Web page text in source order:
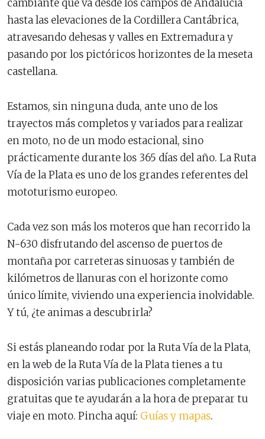
cambiante que va desde los campos de Andalucía
hasta las elevaciones de la Cordillera Cantábrica,
atravesando dehesas y valles en Extremadura y
pasando por los pictóricos horizontes de la meseta
castellana.
Estamos, sin ninguna duda, ante uno de los
trayectos más completos y variados para realizar
en moto, no de un modo estacional, sino
prácticamente durante los 365 días del año. La Ruta
Vía de la Plata es uno de los grandes referentes del
mototurismo europeo.
Cada vez son más los moteros que han recorrido la
N-630 disfrutando del ascenso de puertos de
montaña por carreteras sinuosas y también de
kilómetros de llanuras con el horizonte como
único límite, viviendo una experiencia inolvidable.
Y tú, ¿te animas a descubrirla?
Si estás planeando rodar por la Ruta Vía de la Plata,
en la web de la Ruta Vía de la Plata tienes a tu
disposición varias publicaciones completamente
gratuitas que te ayudarán a la hora de preparar tu
viaje en moto. Pincha aquí: Guías y mapas.